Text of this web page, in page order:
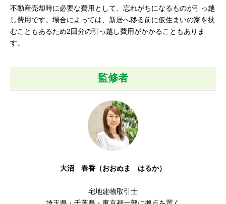
不動産売却時に必要な費用として、忘れがちになるものが引っ越
し費用です。場合によっては、新居へ移る前に仮住まいの家を挟
むこともあるため2回分の引っ越し費用がかかることもありま
す。
監修者
大沼 春香（おおぬま はるか）
宅地建物取引士